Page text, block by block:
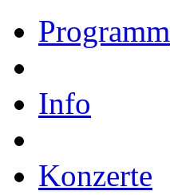
Programm
Info
Konzerte